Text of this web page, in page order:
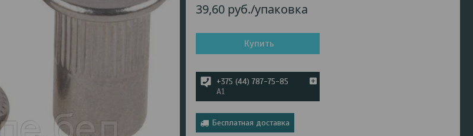
39,60 руб./упаковка
Купить
+375 (44) 787-75-85
А1
Бесплатная доставка